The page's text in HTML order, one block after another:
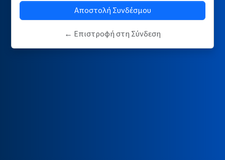
Αποστολή Συνδέσμου
← Επιστροφή στη Σύνδεση